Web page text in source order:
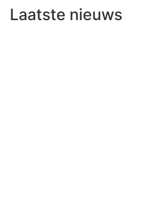
Laatste nieuws